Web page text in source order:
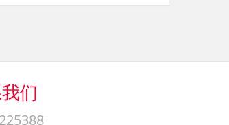
们